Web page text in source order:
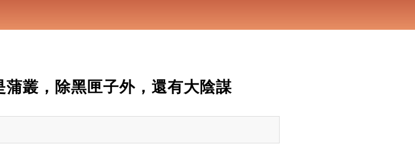
叢，除黑匣子外，還有大陰謀